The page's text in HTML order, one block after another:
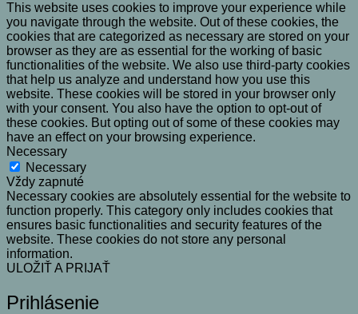
This website uses cookies to improve your experience while
you navigate through the website. Out of these cookies, the
cookies that are categorized as necessary are stored on your
browser as they are as essential for the working of basic
functionalities of the website. We also use third-party cookies
that help us analyze and understand how you use this
website. These cookies will be stored in your browser only
with your consent. You also have the option to opt-out of
these cookies. But opting out of some of these cookies may
have an effect on your browsing experience.
Necessary
Necessary
Vždy zapnuté
Necessary cookies are absolutely essential for the website to
function properly. This category only includes cookies that
ensures basic functionalities and security features of the
website. These cookies do not store any personal
information.
ULOŽIŤ A PRIJAŤ
Prihlásenie